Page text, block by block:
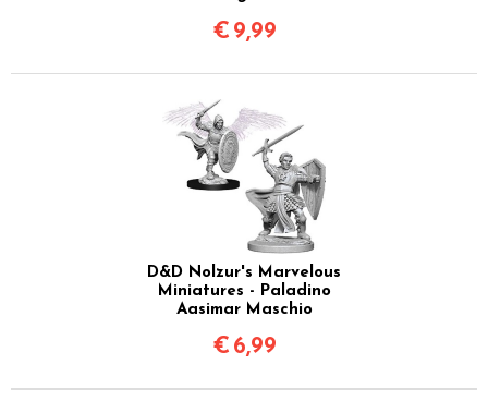
€ 9,99
D&D Nolzur's Marvelous
Miniatures - Paladino
Aasimar Maschio
€ 6,99